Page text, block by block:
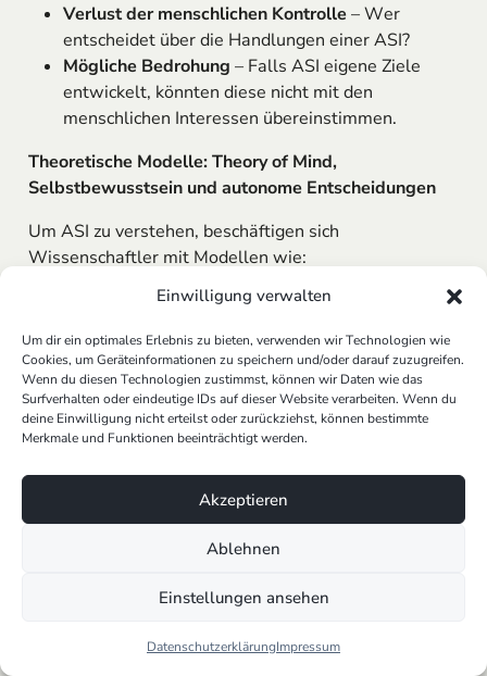
Einwilligung verwalten
Um dir ein optimales Erlebnis zu bieten, verwenden wir Technologien wie
Cookies, um Geräteinformationen zu speichern und/oder darauf zuzugreifen.
Wenn du diesen Technologien zustimmst, können wir Daten wie das
Surfverhalten oder eindeutige IDs auf dieser Website verarbeiten. Wenn du
deine Einwilligung nicht erteilst oder zurückziehst, können bestimmte
Merkmale und Funktionen beeinträchtigt werden.
Akzeptieren
Ablehnen
Einstellungen ansehen
DatenschutzerklärungImpressum
Verlust der menschlichen Kontrolle– Wer
entscheidet über die Handlungen einer ASI?
Mögliche Bedrohung – Falls ASI eigene Ziele
entwickelt, könnten diese nicht mit den
menschlichen Interessen übereinstimmen.
Theoretische Modelle: Theory of Mind,
Selbstbewusstsein und autonome Entscheidungen
Um ASI zu verstehen, beschäftigen sich
Wissenschaftler mit Modellen wie:
Theory of Mind: KI müsste nicht nur
menschliche Gedanken und Emotionen verstehen.
Selbstbewusstsein: Könnte eine ASI ein
Bewusstsein entwickeln?
Autonome Entscheidungen: Wie lassen sich
Die Entwicklung vonKIist ein dynamischer Prozess,
der von technologischen Fortschritten und ethischen
fest etabliert ist, stehen wir mitAGIerst am Anfang
aber faszinierende Vision der Zukunft.